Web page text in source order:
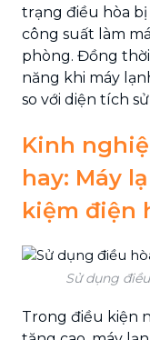
trạng điều hòa
công suất làm
phòng. Đồng
năng khi máy
so với diện tích
Kinh
hay: Máy
kiệm điện
Sử dụng
Trong điều kiện